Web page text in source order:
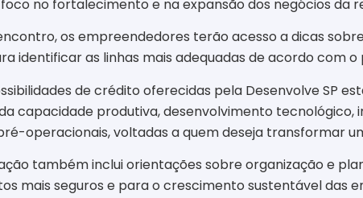
no fortalecimento e na expansão dos negócios da
os empreendedores terão acesso a dicas
identificar as linhas mais adequadas de acordo com
de crédito oferecidas pela Desenvolve SP
capacidade produtiva, desenvolvimento tecnológico,
operacionais, voltadas a quem deseja transformar
também inclui orientações sobre organização e
mais seguros e para o crescimento sustentável das